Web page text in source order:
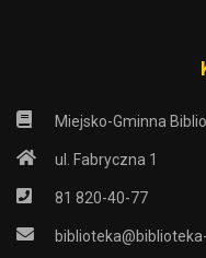
Miejsko-Gminna
ul. Fabryczna 1
81 820-40-77